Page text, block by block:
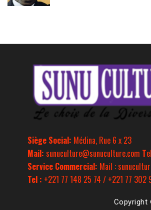
Siège Social: Médina, Rue 6 x 23
Mail: sunuculture@sunuculture.com T
Service Commercial: Mail :
Tel : +221 77 148 25 74 / +221 77 302
Copyright